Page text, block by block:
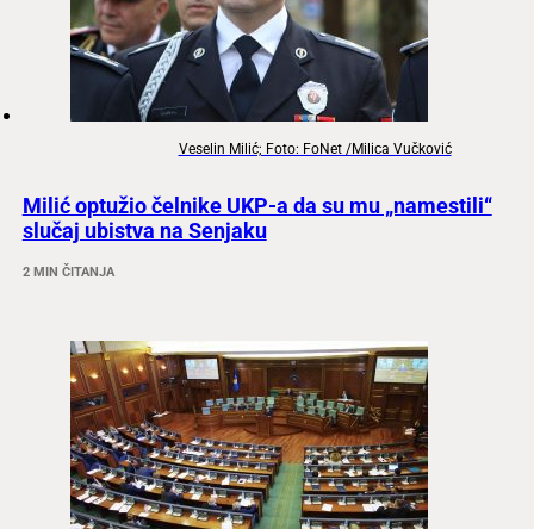
Veselin Milić; Foto: FoNet /Milica Vučković
Milić optužio čelnike UKP-a da su mu „namestili“
slučaj ubistva na Senjaku
2 MIN ČITANJA